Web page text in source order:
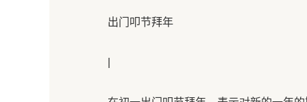
出门叩节拜年